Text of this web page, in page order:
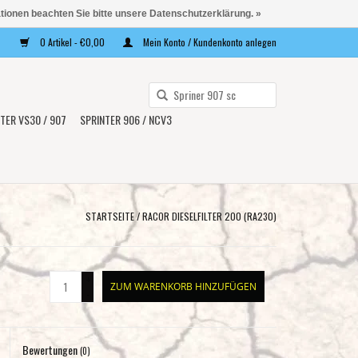
0 Artikel - €0,00 Mein Konto / Kundenkonto anlegen
verfügbare
die
VS30 / 907
SPRINTER 906 / NCV3
STARTSEITE/RACOR DIESELFILTER 200 (RA230)
ZUM WARENKORB HINZUFÜGEN
Bewertungen(0)
beachten Sie bitte unsere Datenschutzerklärung. »